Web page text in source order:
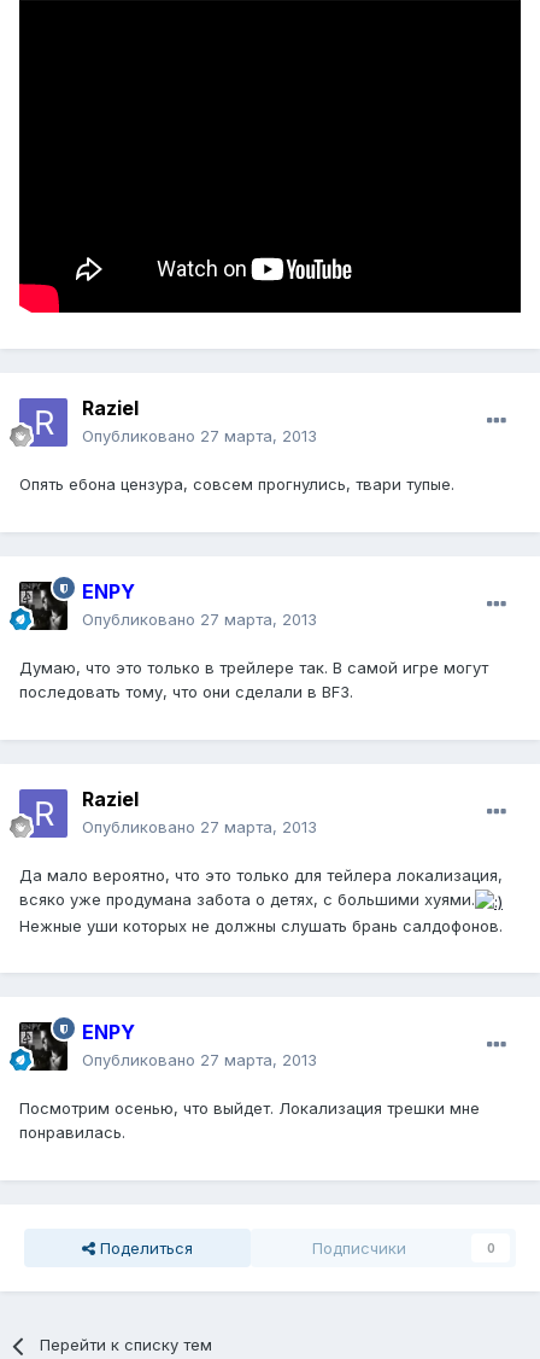
Raziel
Опубликовано 27 марта, 2013
Опять ебона цензура, совсем прогнулись, твари тупые.
ENPY
Опубликовано 27 марта, 2013
Думаю, что это только в трейлере так. В самой игре могут
последовать тому, что они сделали в BF3.
Raziel
Опубликовано 27 марта, 2013
Да мало вероятно, что это только для тейлера локализация,
всяко уже продумана забота о детях, с большими хуями.
Нежные уши которых не должны слушать брань салдофонов.
ENPY
Опубликовано 27 марта, 2013
Посмотрим осенью, что выйдет. Локализация трешки мне
понравилась.
Поделиться Подписчики 0
Перейти к списку тем